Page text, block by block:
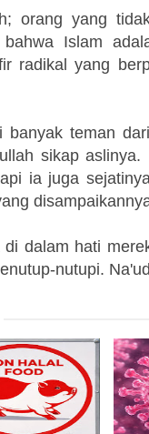
orang yang
Islam
radikal yang
banyak teman
sikap
ia juga
dalam hati
nutupi.